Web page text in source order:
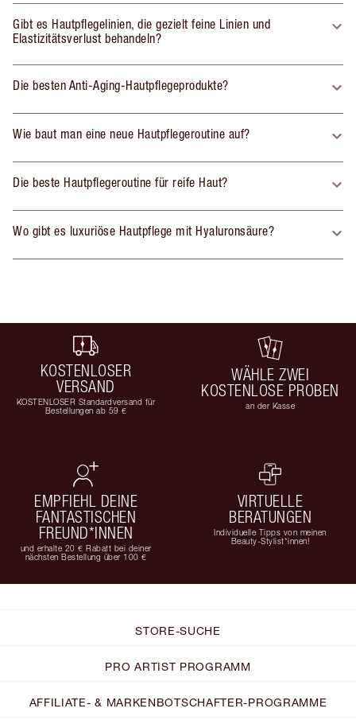
Gibt es Hautpflegelinien, die gezielt feine Linien und
Elastizitätsverlust behandeln?
Die besten Anti-Aging-Hautpflegeprodukte?
Wie baut man eine neue Hautpflegeroutine auf?
Die beste Hautpflegeroutine für reife Haut?
Wo gibt es luxuriöse Hautpflege mit Hyaluronsäure?
KOSTENLOSER
VERSAND
KOSTENLOSER Standardversand für
Bestellungen ab 59 €
WÄHLE ZWEI
KOSTENLOSE PROBEN
an der Kasse
EMPFIEHL DEINE
FANTASTISCHEN
FREUND*INNEN
und erhalte 20 € Rabatt bei deiner
nächsten Bestellung über 100 €
VIRTUELLE
BERATUNGEN
Individuelle Tipps von meinen
Beauty-Stylist*innen!
STORE-SUCHE
PRO ARTIST PROGRAMM
AFFILIATE- & MARKENBOTSCHAFTER-PROGRAMME